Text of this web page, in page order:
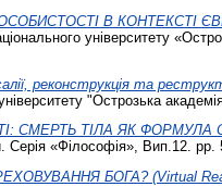
В КОНТЕКСТІ
університету
реконструкція та
"Острозька
СМЕРТЬ ТІЛА ЯК ФОРМУЛА
Серія «Філософія», Вип.12. pp.
БОГА? (Virtual